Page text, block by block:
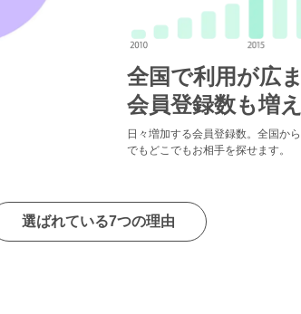
全国で利用が広
会員登録数も増
日々増加する会員登録数。全国か
でもどこでもお相手を探せます。
選ばれている7つの理由